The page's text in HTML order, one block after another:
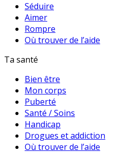
Séduire
Aimer
Rompre
Où trouver de l’aide
Ta santé
Bien être
Mon corps
Puberté
Santé / Soins
Handicap
Drogues et addiction
Où trouver de l’aide